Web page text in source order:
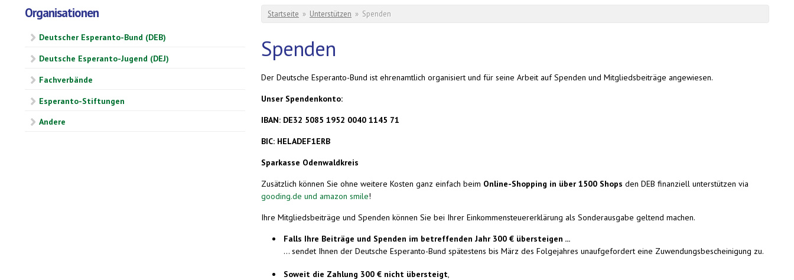
Organisationen
Deutscher Esperanto-Bund (DEB)
Deutsche Esperanto-Jugend (DEJ)
Fachverbände
Esperanto-Stiftungen
Andere
Sie sind hier
Startseite » Unterstützen » Spenden
Spenden
Der Deutsche Esperanto-Bund ist ehrenamtlich organisiert und für seine Arbeit auf Spenden und Mitgliedsbeiträge angewiesen.
Unser Spendenkonto:
IBAN: DE32 5085 1952 0040 1145 71
BIC: HELADEF1ERB
Sparkasse Odenwaldkreis
Zusätzlich können Sie ohne weitere Kosten ganz einfach beim Online-Shopping in über 1500 Shops den DEB finanziell unterstützen via
gooding.de und amazon smile!
Ihre Mitgliedsbeiträge und Spenden können Sie bei Ihrer Einkommensteuererklärung als Sonderausgabe geltend machen.
Falls Ihre Beiträge und Spenden im betreffenden Jahr 300 € übersteigen ...
... sendet Ihnen der Deutsche Esperanto-Bund spätestens bis März des Folgejahres unaufgefordert eine Zuwendungsbescheinigung zu.
Soweit die Zahlung 300 € nicht übersteigt,